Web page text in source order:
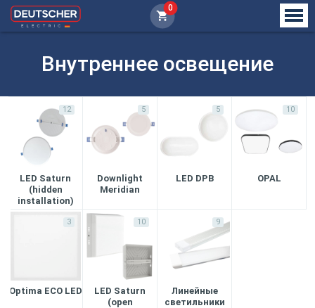
0
Главная
Внутреннее освещение
Внутреннее освещение
12
LED Saturn
(hidden
installation)
5
Downlight
Meridian
5
LED DPB
10
OPAL
3
Optima ECO LED
10
LED Saturn
(open
9
Линейные
светильники